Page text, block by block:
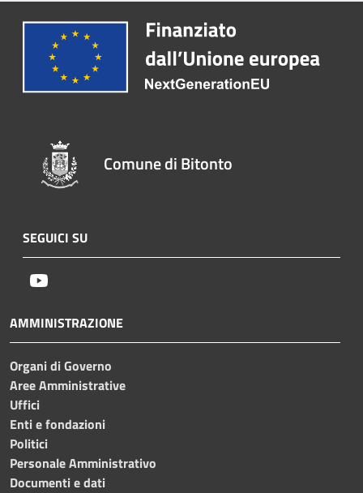
Comune di Bitonto
SEGUICI SU
AMMINISTRAZIONE
Organi di Governo
Aree Amministrative
Uffici
Enti e fondazioni
Politici
Personale Amministrativo
Documenti e dati